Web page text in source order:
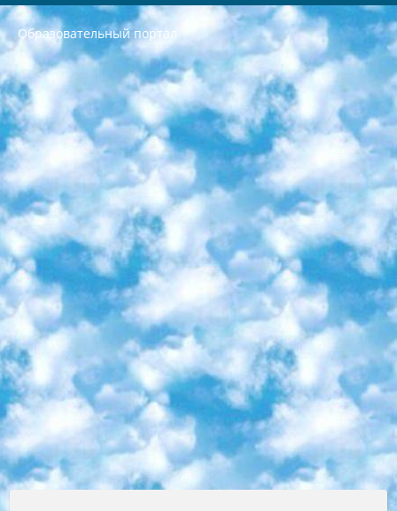
Образовательный портал
РЕСПУБЛИКА УЗБЕКИСТАН МИНИСТРЕРСТВО ДОШКОЛЬНОГО И ШКОЛЬНОГО ОБРАЗОВАНИЯ КОМАНДА в общеобразовательных учреждениях в 2023-2024 учебном году организация и проведение итоговой государственной аттестации обучающихся о Министра дошкольного и школьного образования Республики Узбекистан от 4 марта 2008 года (постановлением Минюста от 20 марта 2008 года № 1778 государственной регистрации) «Итоговое состояние учащихся общего среднего образования на основании положения об утверждении положения об аттестации общего среднего образования выпускной экзамен студентов в образовательных учреждениях в 2023-2024 учебном году В целях организации и прохождения аттестации приказываю: 1. Следующее: перечень предметов, по которым будет проводиться итоговая государственная аттестация и экзамен формы перевода согласно приложению 1; сертификаты международного образца, оценивающие уровень владения иностранными языками перечень согласно приложению 2; 2. Педагогический при специализированных образовательных учреждениях. научно-практический центр квалификации и международной оценки (Д.Давидова) 2024 г. До 25 марта: задания по предметам, по которым будет проводиться итоговая аттестация разработка и утверждение технических условий; итоговая аттестация на основании разработанного предметного задания разработка вопросов по предметам (устно и письменно), экзамен передача; общеобразовательные средние школы и специальные учебные заведения учащиеся выпускных классов школ и интернатов в агентской системе подготовка базы данных экзаменационных материалов и критериев оценки; перевод базы экзаменационных материалов на все языки обучения подать в Республиканский образовательный центр для изготовления; варианты экзаменов на основе разработанных контрольных материалов пусть будут поставлены задачи формирования. 3. Республиканский образовательный центр (Ш.Худайкулов) до 5 апреля 2024 года. до: база данных предоставленных экзаменационных материалов на все языки обучения перевод и экспертиза; для слепых, слабовидящих, глухих, слабослышащих и умственно отсталых детей учащиеся выпускных классов специализированных школ и школ-интернатов база данных экзаменационных материалов на всех преподаваемых языках подготовка критериев оценки; специализированные школы для умственно отсталых детей и технологии для учащихся выпускных классов школ-интернатов разработка соответствующих рекомендаций и критериев проведения ЕГЭ по естествознанию давать задания. 4. Педагогический при специализированных образовательных учреждениях. Научно-практический центр навыков и международной оценки (Д.Давидова), Республика образовательный центр (Худайкулов Ш.) итоговый государственный аттестационный экзамен ориентирован на творческое и логическое мышление при подготовке базы материалов учитывать введение заданий. 5. Следует отметить, что: сертификат государственного образца о знании общеобразовательного предмета и как минимум национальный уровень B1 по предметам на иностранных языках, указанным в Приложении 2. или международно признанный сертификат эквивалентного уровня студенты, изучающие определенный предмет, освобождаются от экзамена; по соответствующим предметам запланирована итоговая государственная аттестация за день до дня, путем жеребьевки Рабочей группой (в письменной форме по предметам, проводимым в форме) из числа сформированных вариантов выбрано 2 варианта; 2 выбранных варианта экзамена анонсированы на официальном сайте министерства и все выпускники по всей стране на основе этих вариантов проводит итоговую государственную аттестацию. 6. Государственное образование учащихся средних общеобразовательных учреждений. знания в соответствии с квалификационными требованиями, которые необходимо приобрести на основании стандартов итоговый (выпускной) контроль для 9 и 11 классов в целях тестирования Экзамены (далее – экзамены) состоят из предметов, перечисленных в приложении 1. будет сделано. 7. Экзамены пройдут с 26 мая по 15 июня 2024 г. (кроме науки физического воспитания). 8. Физическая для учащихся 9 классов общесредних образовательных учреждений. Экзамены по предмету «Образование, квалификация медицина» 1-6 мая 2024 года. сотрудники перевести под присмотр (с отклонениями в физическом или умственном развитии) специализированная школа для детей, школы-интернаты и со сколиозом школы-интернаты санаторного типа для больных детей исключены). 9. Он был слепым, слабовидящим и имел нарушения опорно-двигательного аппарата. экзамены в специализированных школах и интернатах для детей должны проводиться исходя из требований, предъявляемых к общеобразовательным учреждениям (физкультура кроме науки). 10. Специализированная школа для глухих и слабослышащих детей. и экзамены в интернатах и быть реализован в виде письменного теста по математике. 11. Специальность для умственно отсталых детей. Для 9 класса Родной язык и литературное письмо Государственный язык (язык обучения – узбекский). для неклассов) написано Математическое письмо Письменная/устная история Узбекистана Физическое воспитание практично Итоговый контроль Для 11 класса Написание родного языка и литературы (эссе) Математическое письмо Узбекский язык (обучение на узбекском языке) не посещающее общее среднее образование для учреждений)/Образовательное учреждение выбор письменный и устный Иностранный язык письменный/устный Письменная/устная история Узбекистана *По выбору студента:  Химия  Физика  Основы государственного права  География 10 бесплатных образовательных ресурсов - Мы составили подборку онлайн-проектов с интерактивными упражнениями, видеолекциями и статьями. Они помогут вам обрести новые и освежить старые знания бесплатно. 1. «ИНТУИТ» Старейшая образовательная площадка Рунета. Здесь вы найдёте сотни текстовых и видеокурсов на десятки различных тем — от программирования до психологии. Многие курсы подготовлены российскими университетами и крупными международными компаниями вроде Intel и Microsoft. Самостоятельное обучение бесплатное, но желающие могут оплатить услуги персональных наставников. 2. «Смартия» знакомит с актуальными профессиями и подсказывает, как им обучаться. Выбрав заинтересовавшую вас специальность — SMM-специалист, фотограф, веб-дизайнер или другую, — увидите список необходимых для неё умений. Чтобы вы могли освоить их самостоятельно, для каждого умения площадка отображает подборку ссылок на учебные материалы. Хотя «Смартия» ориентируется на русскоязычную аудиторию, часть контента всё же доступна только на английском. 3. «Лекторий Физтеха» Проект Московского физико-технического института (Физтеха). С его помощью вы можете смотреть онлайн серии лекций, записанные на видео в этом вузе. В числе доступных предметов — физика, биология, химия, информационные технологии и другие. К некоторым лекциям администрация ресурса прилагает готовые конспекты, которые можно скачивать в PDF-формате. 4. ITMOcourses Онлайн-площадка Санкт-Петербургского национального исследовательского университета информационных технологий, механики и оптики (ИТМО). Ресурс предоставляет свободный доступ к курсам, разработанным в этом вузе. Каталог материалов разбит на четыре категории: «Оптические системы и технологии», «Приборостроение и робототехника», «Информационные технологии» и «Биотехнологии». Курсы состоят из видеолекций, интерактивных демонстраций и заданий. 5. «КиберЛенинка» Электронная научная библиотека открытого доступа. Каталог площадки регулярно обрастает текстами статей из различных научных изданий. Сгруппированные по журналам и рубрикам публикации можно читать онлайн или скачивать целиком в PDF-формате. Проект нацелен на популяризацию науки за счёт открытого доступа к качественной информации. 6. «ПостНаука» На этом ресурсе публикуют подборки видеолекций, составленные экспертами из разных отраслей и объединённые общими темами. Среди них, к примеру, есть серии «Биоинформатика и геномика», «Культура средневековой Скандинавии» и Cinema Studies о теории кино. Каждая подборка лекций — логически связанная история, рассказанная экспертом от первого лица. Кроме того, на сайте появляются научно-образовательные статьи и тесты на разные темы. 7. «Newочём» Команда проекта «Newочём» отбирает самые интересные тексты из англоязычных СМИ и переводит те из них, за которые голосуют участники сообщества «ВКонтакте». По большей части это научно-популярные статьи. Редакторы придумывают лишь заголовки, в остальном содержание переводов соответствует оригиналам. Полные тексты можно читать прямо в социальной сети. 8. InternetUrok Онлайн-база материалов по основным дисциплинам школьной программы. Информация на сайте структурирована по классам, предметам и темам (урокам). Каждый урок состоит из видеолекций и конспектов. Есть также интерактивные тренажёры и тесты для закрепления пройденного материала. Даже если вы давно окончили школу, возможность повторить программу старших классов всегда может пригодиться. 9. Edutainme Ещё один ресурс об образовании. В отличие от Newtonew, как мне кажется, Edutainme больше ориентируется на представителей индустрии: педагогов, предпринимателей, разработчиков образовательных проектов. Но и любой, кто просто стремится к саморазвитию, найдёт на сайте много полезного и интересного для себя. Например, информацию о новых курсах и образовательных сервисах. 10. Newtonew Онлайн-медиа об образовании и обучении в широком смысле. Авторы Newtonew пишут об инструментах, заведениях, тактиках и стратегиях, которые помогают учить других и получать новые знания самостоятельно. На этой площадке вы найдёте новости, обзоры, аналитические мат